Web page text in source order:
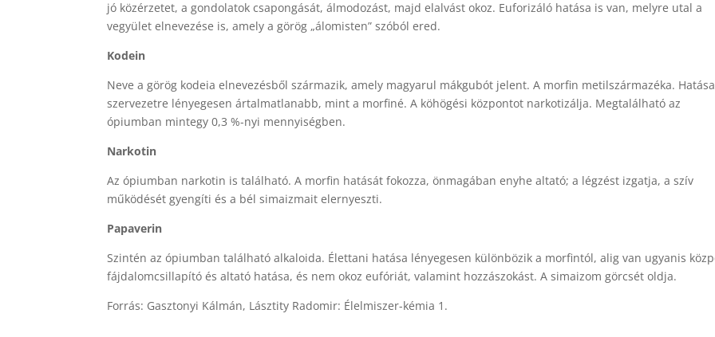
jó közérzetet, a gondolatok csapongását, álmodozást, majd elalvást okoz. Euforizáló hatása is van, melyre utal a
vegyület elnevezése is, amely a görög „álomisten” szóból ered.
Kodein
Neve a görög kodeia elnevezésből származik, amely magyarul mákgubót jelent. A morfin metilszármazéka.
szervezetre lényegesen ártalmatlanabb, mint a morfiné. A köhögési központot narkotizálja. Megtalálható az
ópiumban mintegy 0,3 %-nyi mennyiségben.
Narkotin
Az ópiumban narkotin is található. A morfin hatását fokozza, önmagában enyhe altató; a légzést izgatja, a szív
működését gyengíti és a bél simaizmait elernyeszti.
Papaverin
Szintén az ópiumban található alkaloida. Élettani hatása lényegesen különbözik a morfintól, alig van ugyanis
fájdalomcsillapító és altató hatása, és nem okoz eufóriát, valamint hozzászokást. A simaizom görcsét oldja.
Forrás: Gasztonyi Kálmán, Lásztity Radomir: Élelmiszer-kémia 1.